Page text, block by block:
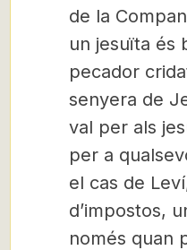
de la
un jesuïta és
pecador
senyera de
val per als
per a
el cas de
d’impostos,
només quan